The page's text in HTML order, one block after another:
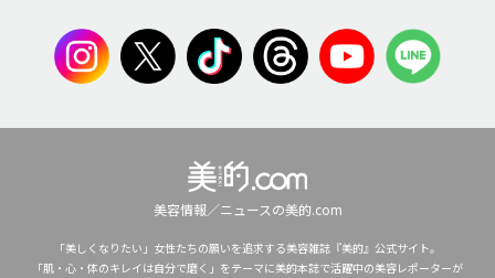
美容情報／ニュースの美的.com
「美しくなりたい」女性たちの願いを追求する美容雑誌『美的』公式サイト。
「肌・心・体のキレイは自分で磨く」をテーマに美的本誌で活躍中の美容レポーターが